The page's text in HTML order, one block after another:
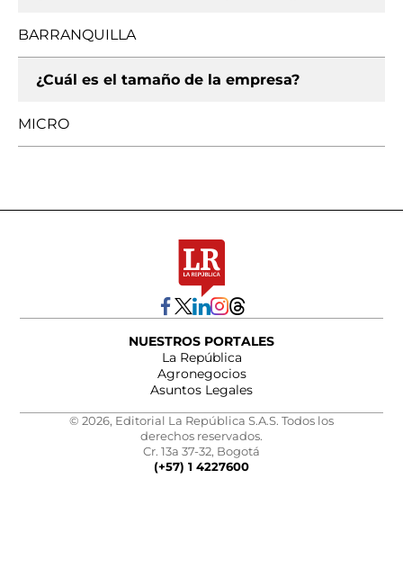
BARRANQUILLA
¿Cuál es el tamaño de la empresa?
MICRO
NUESTROS PORTALES
La República
Agronegocios
Asuntos Legales
© 2026, Editorial La República S.A.S. Todos los
derechos reservados.
Cr. 13a 37-32, Bogotá
(+57) 1 4227600